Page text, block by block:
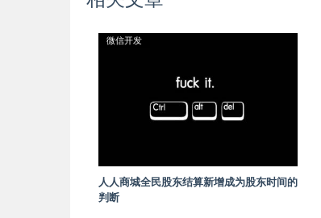
微信开发
人人商城全民股东结算新增成为股东时间的
判断